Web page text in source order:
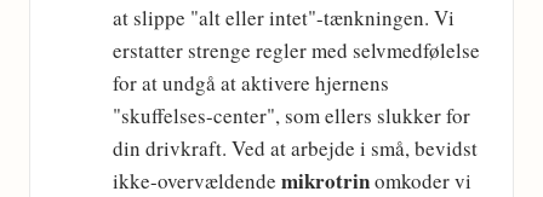
at slippe "alt eller intet"-tænkningen. Vi
erstatter strenge regler med selvmedfølelse
for at undgå at aktivere hjernens
"skuffelses-center", som ellers slukker for
din drivkraft. Ved at arbejde i små, bevidst
ikke-overvældende mikrotrinomkoder vi